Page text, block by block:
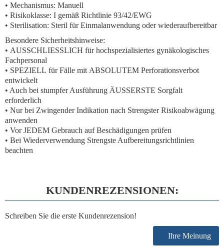
• Mechanismus: Manuell
• Risikoklasse: I gemäß Richtlinie 93/42/EWG
• Sterilisation: Steril für Einmalanwendung oder wiederaufbereitbar
Besondere Sicherheitshinweise:
• AUSSCHLIESSLICH für hochspezialisiertes gynäkologisches
Fachpersonal
• SPEZIELL für Fälle mit ABSOLUTEM Perforationsverbot
entwickelt
• Auch bei stumpfer Ausführung ÄUSSERSTE Sorgfalt
erforderlich
• Nur bei Zwingender Indikation nach Strengster Risikoabwägung
anwenden
• VorJEDEM Gebrauch auf Beschädigungen prüfen
• Bei Wiederverwendung Strengste Aufbereitungsrichtlinien
beachten
KUNDENREZENSIONEN:
Schreiben Sie die erste Kundenrezension!
Ihre Meinung